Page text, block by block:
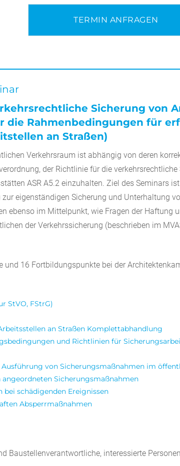
TERMIN ANFRAGEN
Sicherung von
die Rahmenbedingungen für
an Straßen)
Verkehrsraum ist abhängig von deren
der Richtlinie für die
ASR A5.2 einzuhalten. Ziel des Seminars
eigenständigen Sicherung und Unterhaltung
ebenso im Mittelpunkt, wie Fragen der Haftung
der Verkehrssicherung (beschrieben im
und 16 Fortbildungspunkte bei der
StVO, FStrG)
an Straßen Komplettabhandlung
und Richtlinien für
von Sicherungsmaßnahmen im
Sicherungsmaßnahmen
schädigenden Ereignissen
Absperrmaßnahmen
Baustellenverantwortliche, interessierte Personen